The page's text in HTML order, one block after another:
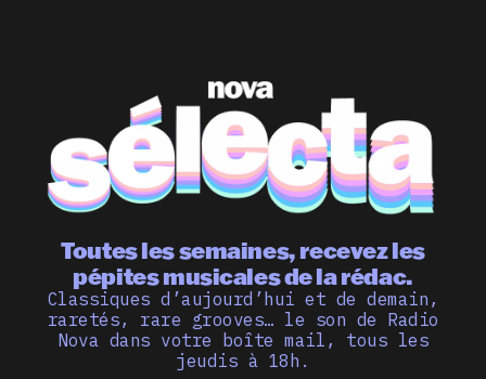
Toutes les semaines, recevez les
pépites musicales de la rédac.
Classiques d’aujourd’hui et de demain,
raretés, rare grooves… le son de Radio
Nova dans votre boîte mail, tous les
jeudis à 18h.